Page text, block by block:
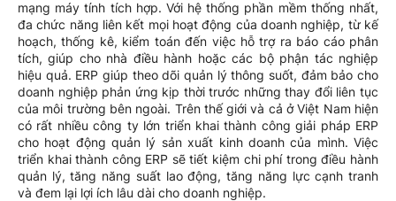
mạng máy tính tích hợp. Với hệ thống phần mềm thống nhất,
đa chức năng liên kết mọi hoạt động của doanh nghiệp, từ kế
hoạch, thống kê, kiểm toán đến việc hỗ trợ ra báo cáo phân
tích, giúp cho nhà điều hành hoặc các bộ phận tác nghiệp
hiệu quả. ERP giúp theo dõi quản lý thông suốt, đảm bảo cho
doanh nghiệp phản ứng kịp thời trước những thay đổi liên tục
của môi trường bên ngoài. Trên thế giới và cả ở Việt Nam hiện
có rất nhiều công ty lớn triển khai thành công giải pháp ERP
cho hoạt động quản lý sản xuất kinh doanh của mình. Việc
triển khai thành công ERP sẽ tiết kiệm chi phí trong điều hành
quản lý, tăng năng suất lao động, tăng năng lực cạnh tranh
và đem lại lợi ích lâu dài cho doanh nghiệp.